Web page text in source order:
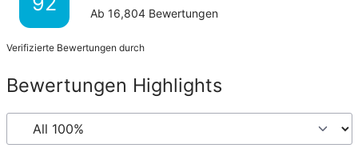
Ab 16,804 Bewertungen
Verifizierte Bewertungen durch
Bewertungen Highlights